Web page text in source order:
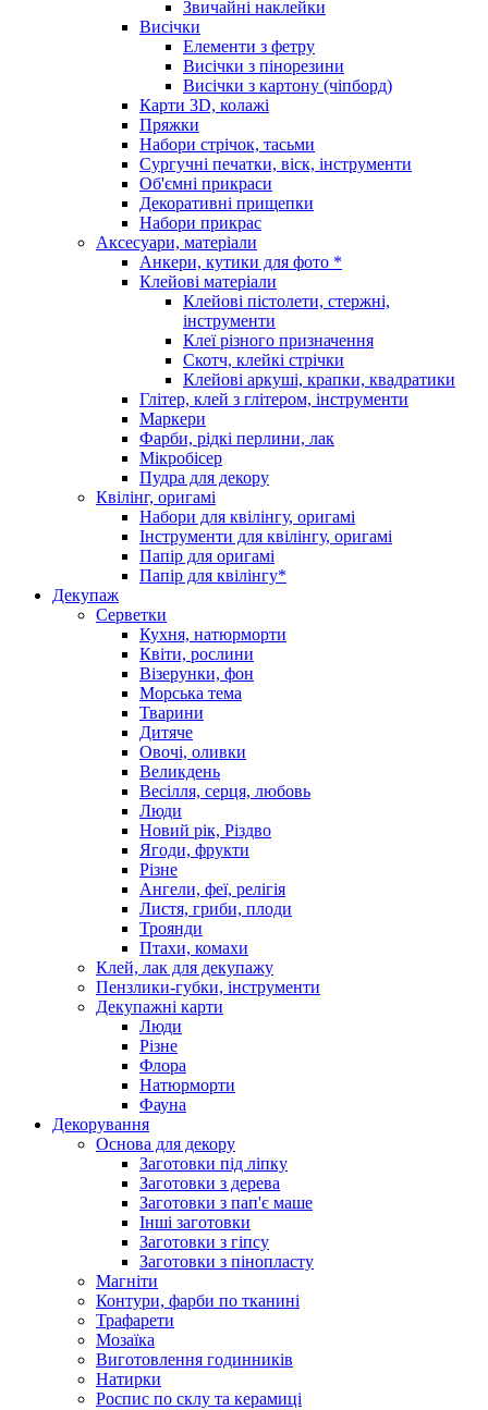
Звичайні наклейки
Висічки
Елементи з фетру
Висічки з пінорезини
Висічки з картону (чіпборд)
Карти 3D, колажі
Пряжки
Набори стрічок, тасьми
Сургучні печатки, віск, інструменти
Об'ємні прикраси
Декоративні прищепки
Набори прикрас
Аксесуари, матеріали
Анкери, кутики для фото *
Клейові матеріали
Клейові пістолети, стержні,
інструменти
Клеї різного призначення
Скотч, клейкі стрічки
Клейові аркуші, крапки, квадратики
Глітер, клей з глітером, інструменти
Маркери
Фарби, рідкі перлини, лак
Мікробісер
Пудра для декору
Квілінг, оригамі
Набори для квілінгу, оригамі
Інструменти для квілінгу, оригамі
Папір для оригамі
Папір для квілінгу*
Декупаж
Серветки
Кухня, натюрморти
Квіти, рослини
Візерунки, фон
Морська тема
Тварини
Дитяче
Овочі, оливки
Великдень
Весілля, серця, любовь
Люди
Новий рік, Різдво
Ягоди, фрукти
Різне
Ангели, феї, релігія
Листя, гриби, плоди
Троянди
Птахи, комахи
Клей, лак для декупажу
Пензлики-губки, інструменти
Декупажні карти
Люди
Різне
Флора
Натюрморти
Фауна
Декорування
Основа для декору
Заготовки під ліпку
Заготовки з дерева
Заготовки з пап'є маше
Інші заготовки
Заготовки з гіпсу
Заготовки з пінопласту
Магніти
Контури, фарби по тканині
Трафарети
Мозаїка
Виготовлення годинників
Натирки
Роспис по склу та керамиці